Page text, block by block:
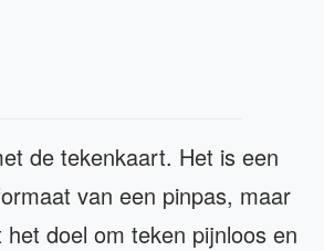
de tekenkaart. Het is een
van een pinpas, maar
doel om teken pijnloos en